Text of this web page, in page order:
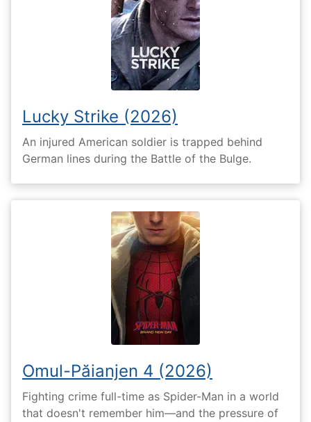
Lucky Strike (2026)
An injured American soldier is trapped behind
German lines during the Battle of the Bulge.
Omul-Păianjen 4 (2026)
Fighting crime full-time as Spider-Man in a world
that doesn't remember him—and the pressure of